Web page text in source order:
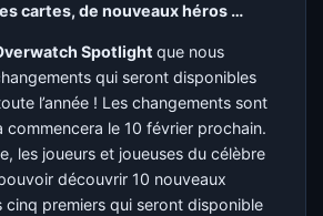
cartes, de nouveaux héros …
Spotlightque nous
qui seront disponibles
l’année ! Les changements sont
commencera le 10 février prochain.
les joueurs et joueuses du célèbre
découvrir 10 nouveaux
cinq premiers qui seront disponible